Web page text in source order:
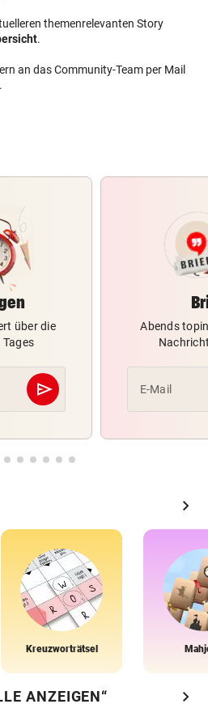
themenrelevanten Story
.
an das Community-Team per Mail
über die
send
Abschicken
Abends
E-Mail
chevron_right
Kreuzworträtsel
ANZEIGEN“ chevron_right